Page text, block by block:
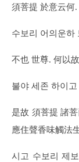
須菩提 於意云何
수보리 어의운하
不也 世尊. 何以
불야 세존 하이
是故 須菩提 諸
應住聲香味觸法
시고 수보리 제